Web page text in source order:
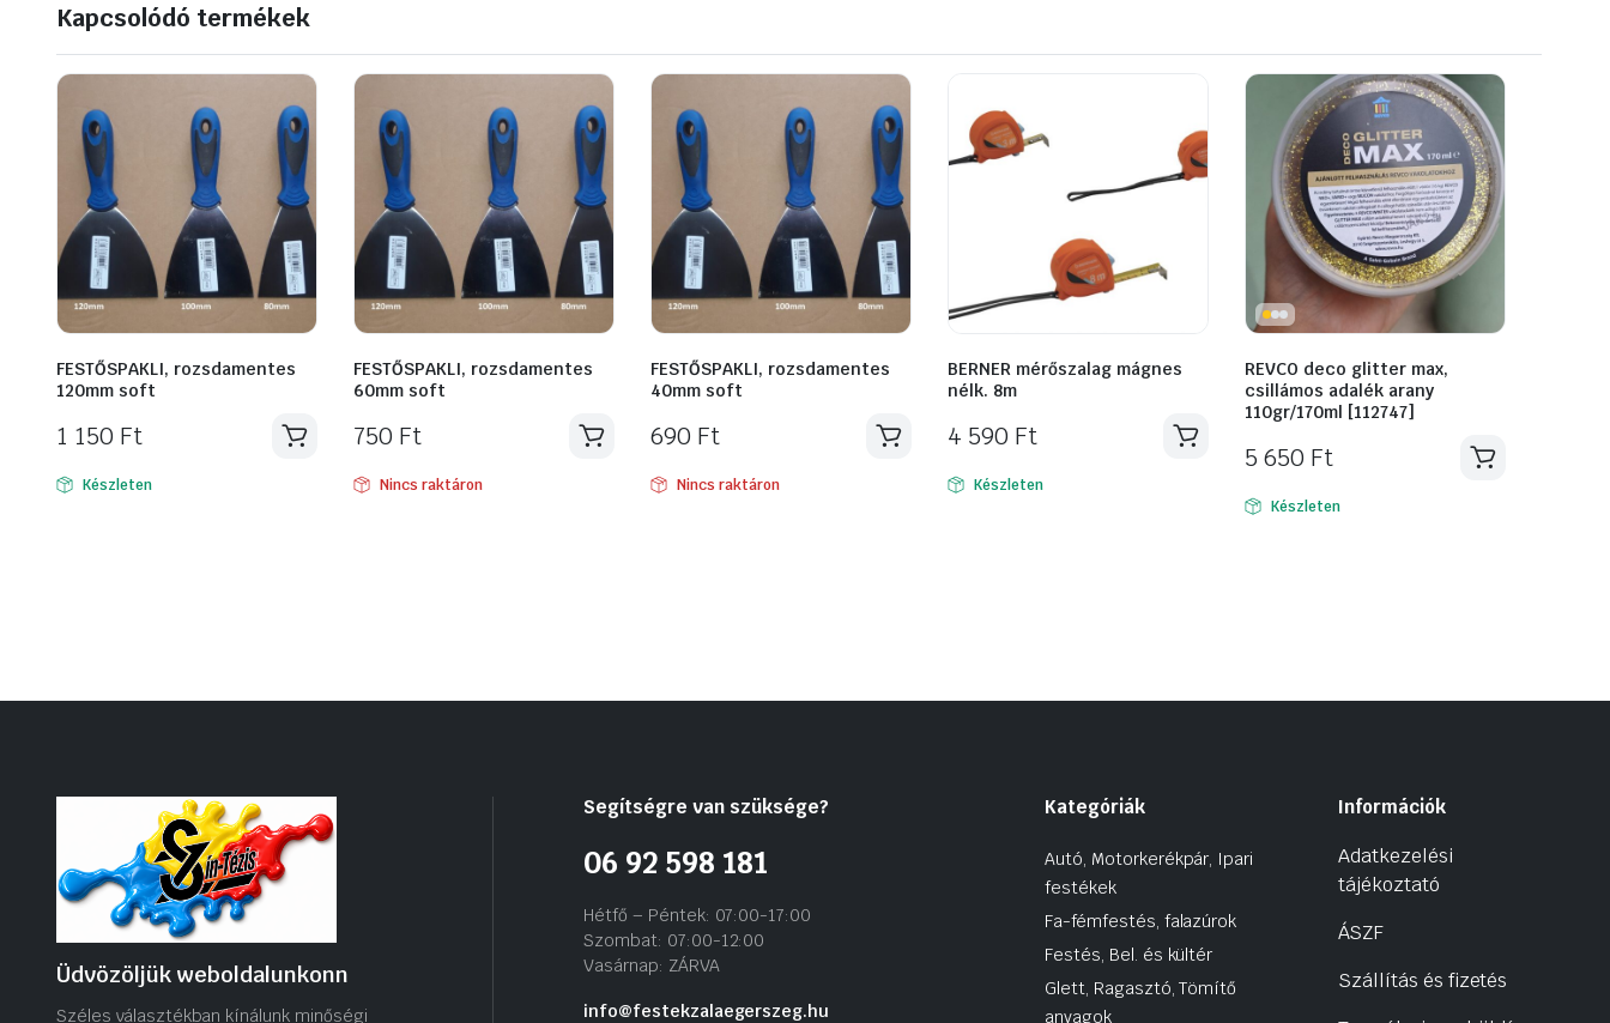
Kapcsolódó termékek
FESTŐSPAKLI, rozsdamentes
120mm soft
1 150 Ft
Készleten
FESTŐSPAKLI, rozsdamentes
60mm soft
750 Ft
Nincs raktáron
FESTŐSPAKLI, rozsdamentes
40mm soft
690 Ft
Nincs raktáron
BERNER mérőszalag mágnes
nélk. 8m
4 590 Ft
Készleten
REVCO deco glitter max,
csillámos adalék arany
110gr/170ml [112747]
5 650 Ft
Készleten
Üdvözöljük weboldalunkonn
Széles választékban kínálunk minőségi
Segítségre van szüksége?
06 92 598 181
Hétfő – Péntek: 07:00-17:00
Szombat: 07:00-12:00
Vasárnap: ZÁRVA
info@festekzalaegerszeg.hu
Kategóriák
Autó, Motorkerékpár, Ipari
festékek
Fa-fémfestés, falazúrok
Festés, Bel. és kültér
Glett, Ragasztó, Tömítő
anyagok
Információk
Adatkezelési
tájékoztató
ÁSZF
Szállítás és fizetés